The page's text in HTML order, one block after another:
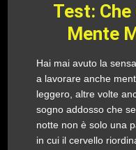
Test: Che
Mente
Hai mai avuto la
a lavorare anche
leggero, altre volte
sogno addosso che
notte non è solo una
in cui il cervello